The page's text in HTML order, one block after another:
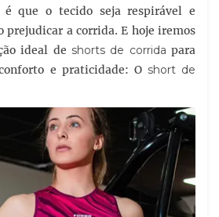
é que o tecido seja respirável e
prejudicar a corrida. E hoje iremos
ideal de shorts de corrida para
e praticidade: O short de